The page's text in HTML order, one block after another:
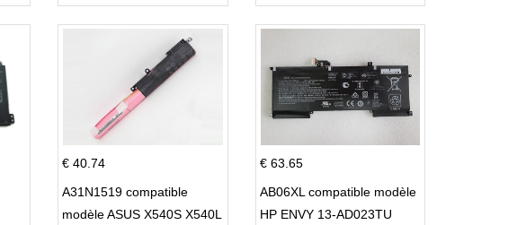
€ 40.74
A31N1519 compatible
modèle ASUS X540S X540L
€ 63.65
AB06XL compatible modèle
HP ENVY 13-AD023TU